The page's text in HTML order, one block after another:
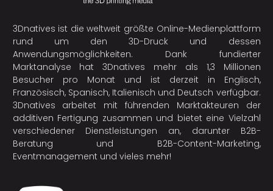
3Dnatives ist die weltweit größte Online-Medienplattform
rund um den 3D-Druck und dessen
Anwendungsmöglichkeiten. Dank fundierter
Marktanalyse hat 3Dnatives mehr als 1,3 Millionen
Besucher pro Monat und ist derzeit in Englisch,
Französisch, Spanisch, Italienisch und Deutsch verfügbar.
3Dnatives arbeitet mit führenden Marktakteuren der
additiven Fertigung zusammen und bietet eine Vielzahl
verschiedener Dienstleistungen an, darunter B2B-
Beratung und B2B-Content-Marketing,
Eventmanagement und vieles mehr!